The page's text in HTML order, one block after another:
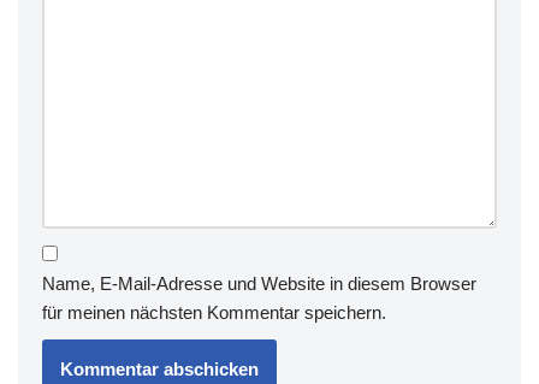
Name, E-Mail-Adresse und Website in diesem Browser
für meinen nächsten Kommentar speichern.